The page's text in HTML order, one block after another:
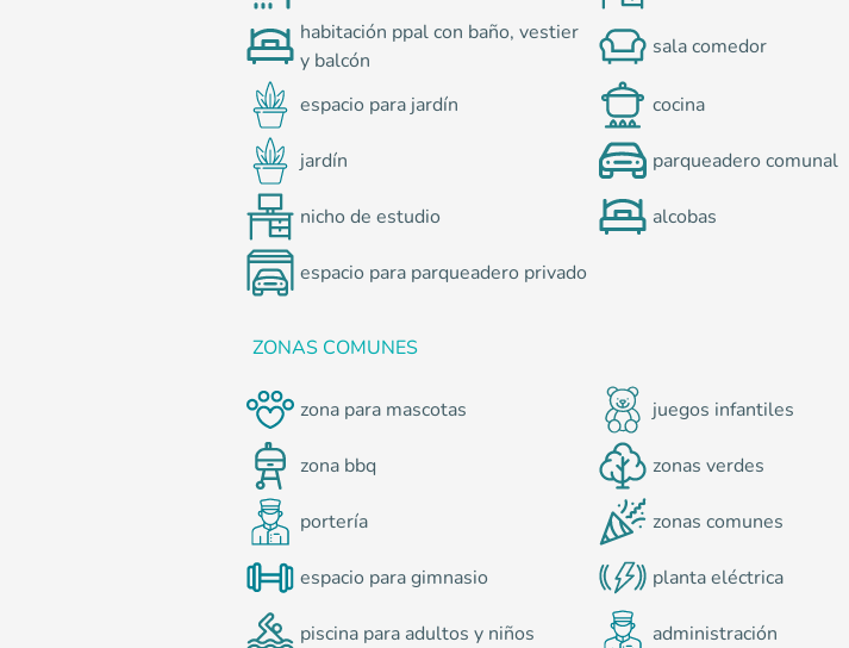
habitación ppal con baño, vestier
y balcón
sala comedor
espacio para jardín cocina
jardín parqueadero comunal
nicho de estudio alcobas
espacio para parqueadero privado
ZONAS COMUNES
zona para mascotas juegos infantiles
zona bbq zonas verdes
portería zonas comunes
espacio para gimnasio planta eléctrica
piscina para adultos y niños administración